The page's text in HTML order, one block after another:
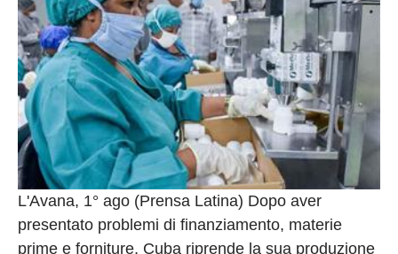
L'Avana, 1° ago (Prensa Latina) Dopo aver
presentato problemi di finanziamento, materie
prime e forniture, Cuba riprende la sua produzione